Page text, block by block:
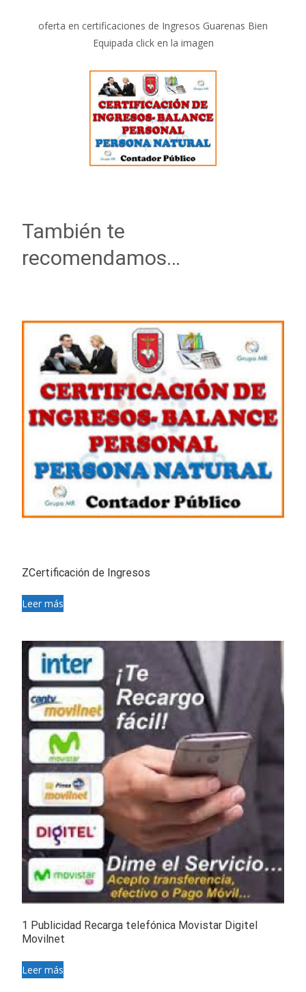
oferta en certificaciones de Ingresos Guarenas Bien
Equipada click en la imagen
También te
recomendamos…
ZCertificación de Ingresos
Leer más
1 Publicidad Recarga telefónica Movistar Digitel
Movilnet
Leer más